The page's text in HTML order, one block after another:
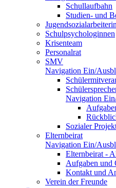
Schullaufbahn
Studien- und
Jugendsozialarbeiterin
Schulpsychologinnen
Krisenteam
Personalrat
SMV
Navigation Ein/
Navigation
Sozialer
Elternbeirat
Navigation Ein/
Elternbeirat -
Aufgaben und
Kontakt und
Verein der Freunde